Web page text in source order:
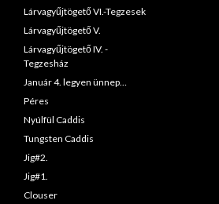
Lárvagyűjtögető VI.-Tegzesek
Lárvagyűjtögető V.
Lárvagyűjtögető IV. -
Tegzesház
Január 4. legyen ünnep…
Péres
Nyúlfül Caddis
Tungsten Caddis
Jig#2.
Jig#1.
Clouser